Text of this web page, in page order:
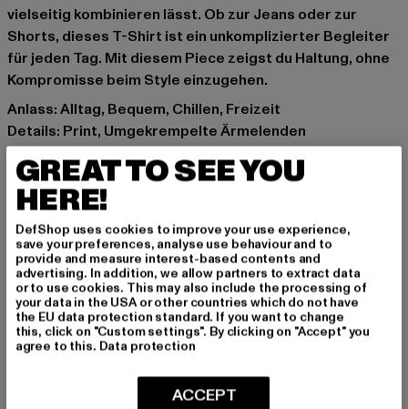
vielseitig kombinieren lässt. Ob zur Jeans oder zur
Shorts, dieses T-Shirt ist ein unkomplizierter Begleiter
für jeden Tag. Mit diesem Piece zeigst du Haltung, ohne
Kompromisse beim Style einzugehen.
Anlass: Alltag, Bequem, Chillen, Freizeit
Details: Print, Umgekrempelte Ärmelenden
Schnitt: Normal
Marke: Merchcode
Kat.: T-Shirts
Hersteller Farbe: charcoal
Materialzusammensetzung: 100% Baumwolle
Art.Nr: MP0007700-00091
Hersteller: TB International GmbH |info@tbint.de
Dr.-Robert-Murjahn-Straße 7 | 64372 Ober-Ramstadt |
GREAT TO SEE YOU
HERE!
DefShop uses cookies to improve your use experience,
save your preferences, analyse use behaviour and to
provide and measure interest-based contents and
advertising. In addition, we allow partners to extract data
or to use cookies. This may also include the processing of
your data in the USA or other countries which do not have
the EU data protection standard. If you want to change
this, click on "Custom settings". By clicking on "Accept" you
agree to this. Data protection
ACCEPT